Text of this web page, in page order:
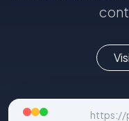
https://